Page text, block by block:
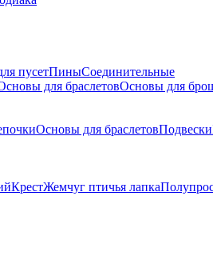
пусетПиныСоединительные
для браслетовОсновы для
Основы для браслетовПодвески
КрестЖемчуг птичья лапка